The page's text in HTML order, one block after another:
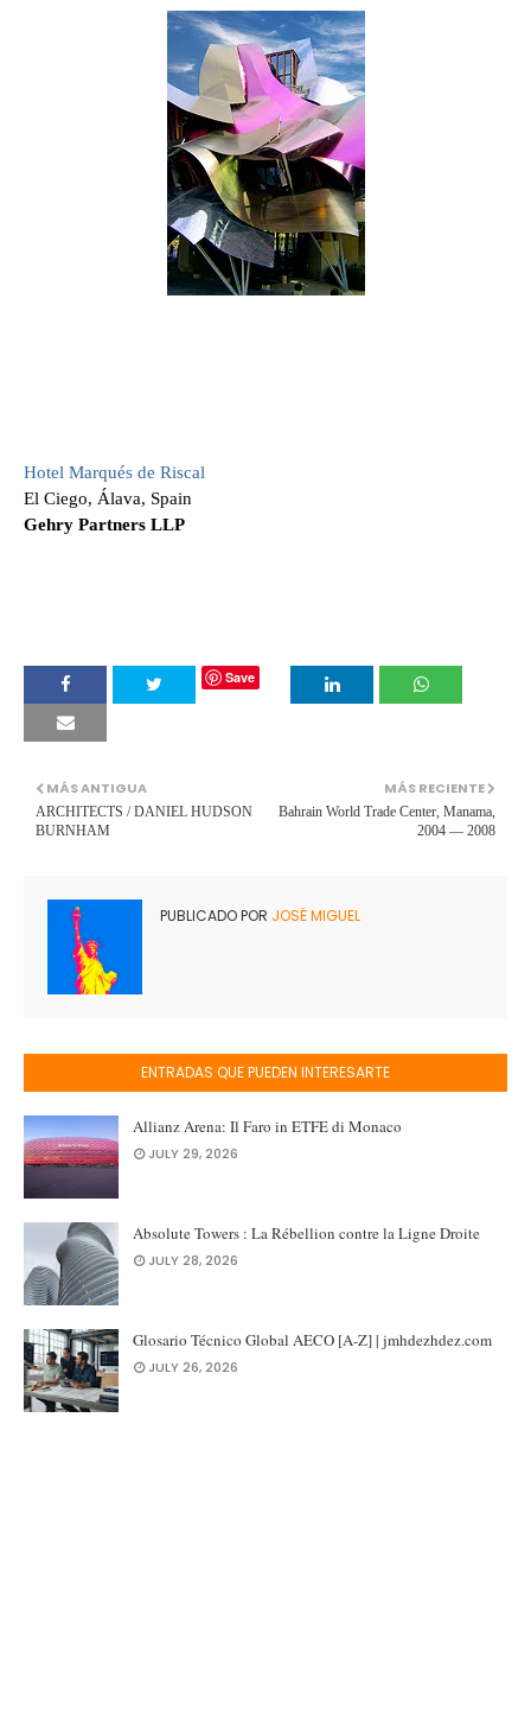
Hotel Marqués de Riscal
El Ciego, Álava, Spain
Gehry Partners LLP
Save
MÁS RECIENTE
Bahrain World Trade Center, Manama,
2004 — 2008
MÁS ANTIGUA
ARCHITECTS / DANIEL HUDSON
BURNHAM
PUBLICADO POR JOSÉ MIGUEL
ENTRADAS QUE PUEDEN INTERESARTE
Allianz Arena: Il Faro in ETFE di Monaco
JULY 29, 2026
Absolute Towers : La Rébellion contre la Ligne Droite
JULY 28, 2026
Glosario Técnico Global AECO [A-Z] | jmhdezhdez.com
JULY 26, 2026